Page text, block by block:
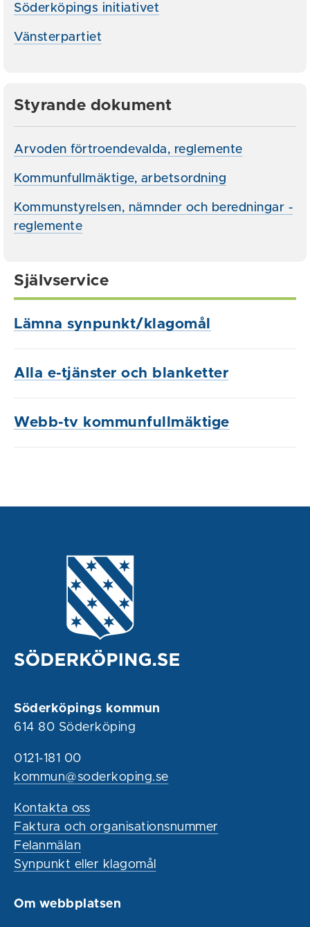
Söderköpings initiativet
Vänsterpartiet
Styrande dokument
Arvoden förtroendevalda, reglemente
Kommunfullmäktige, arbetsordning
Kommunstyrelsen, nämnder och beredningar -
reglemente
Självservice
Lämna synpunkt/klagomål
Alla e-tjänster och blanketter
Webb-tv kommunfullmäktige
Söderköpings kommun
614 80 Söderköping
0121-181 00
kommun@soderkoping.se
Kontakta oss
Faktura och organisationsnummer
Felanmälan
Synpunkt eller klagomål
Om webbplatsen